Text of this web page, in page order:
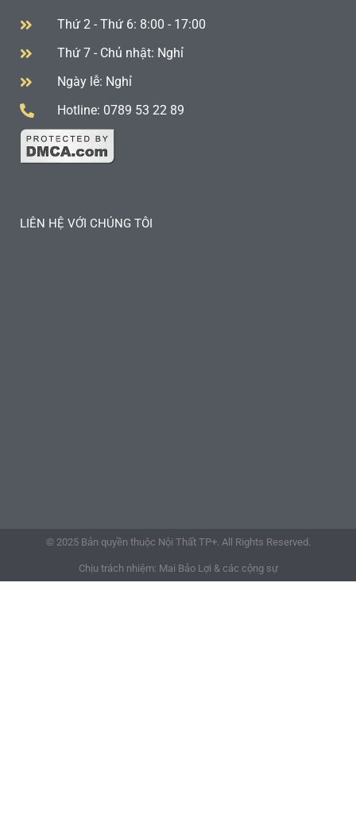
Thứ 2 - Thứ 6: 8:00 - 17:00
Thứ 7 - Chủ nhật: Nghỉ
Ngày lễ: Nghỉ
Hotline: 0789 53 22 89
LIÊN HỆ VỚI CHÚNG TÔI
© 2025 Bản quyền thuộc Nội Thất TP+. All Rights Reserved.
Chịu trách nhiệm: Mai Bảo Lợi & các cộng sự